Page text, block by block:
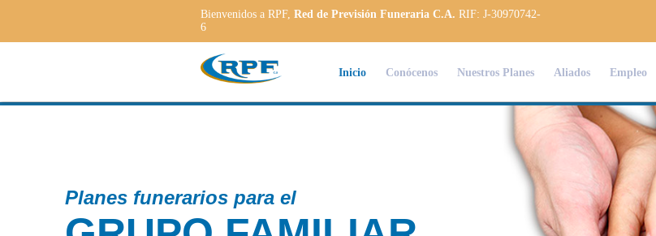
Bienvenidos a RPF, Red de Previsión Funeraria C.A. RIF: J-30970742-
6
Inicio Conócenos Nuestros Planes Aliados Empleo